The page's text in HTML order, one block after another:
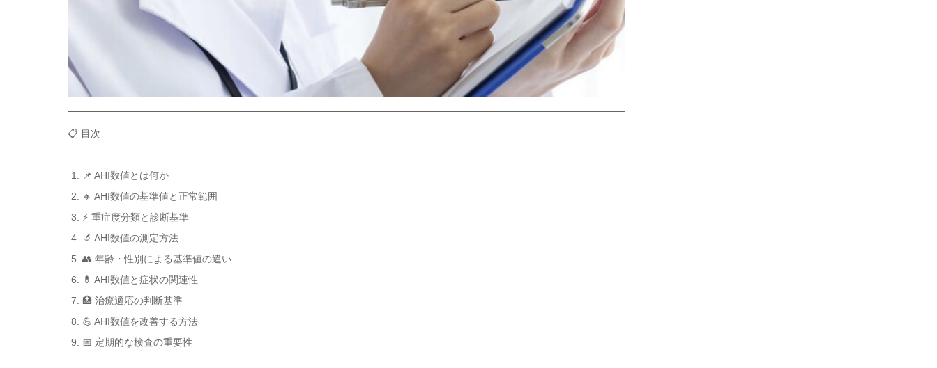
📋 目次
📌 AHI数値とは何か
🔸 AHI数値の基準値と正常範囲
⚡ 重症度分類と診断基準
🔬 AHI数値の測定方法
👥 年齢・性別による基準値の違い
💊 AHI数値と症状の関連性
🏥 治療適応の判断基準
💪 AHI数値を改善する方法
📅 定期的な検査の重要性